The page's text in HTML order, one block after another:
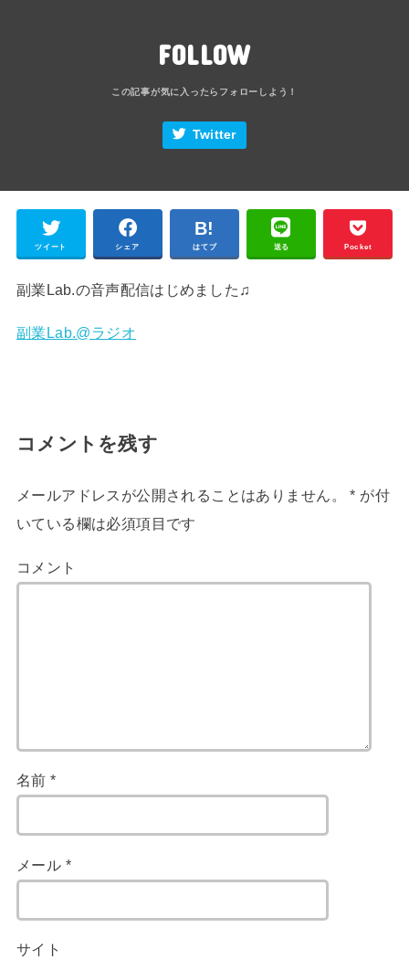
FOLLOW
Twitter
ツイート シェア はてブ 送る Pocket
副業Lab.の音声配信はじめました♫
副業Lab.@ラジオ
コメントを残す
メールアドレスが公開されることはありません。 * が付
いている欄は必須項目です
コメント
名前*
メール *
サイト